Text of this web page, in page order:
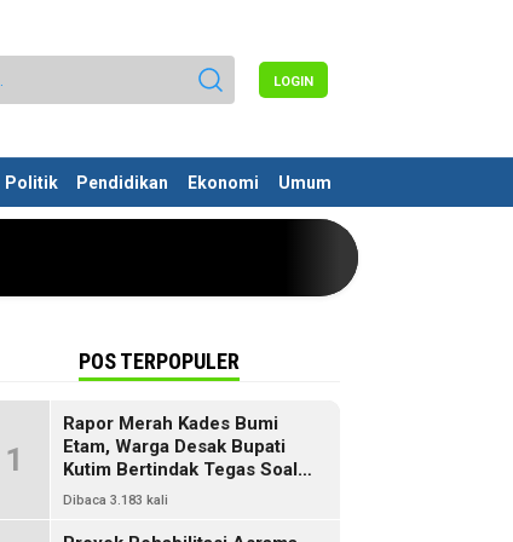
LOGIN
Politik Pendidikan Ekonomi Umum
POS TERPOPULER
1
Rapor Merah Kades Bumi
Etam, Warga Desak Bupati
Kutim Bertindak Tegas Soal
Penyelewengan Dana SILPA
Dibaca 3.183 kali